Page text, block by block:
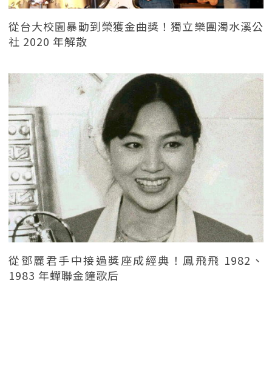
從台大校園暴動到榮獲金曲獎！獨立樂團濁水溪公
社 2020 年解散
從鄧麗君手中接過獎座成經典！鳳飛飛 1982、
1983 年蟬聯金鐘歌后